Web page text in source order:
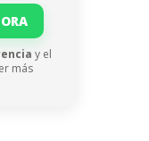
y el
más